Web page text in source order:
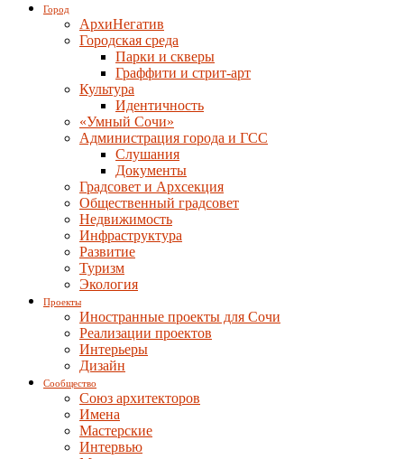
Город
АрхиНегатив
Городская среда
Парки и скверы
Граффити и стрит-арт
Культура
Идентичность
«Умный Сочи»
Администрация города и ГСС
Слушания
Документы
Градсовет и Архсекция
Общественный градсовет
Недвижимость
Инфраструктура
Развитие
Туризм
Экология
Проекты
Иностранные проекты для Сочи
Реализации проектов
Интерьеры
Дизайн
Сообщество
Союз архитекторов
Имена
Мастерские
Интервью